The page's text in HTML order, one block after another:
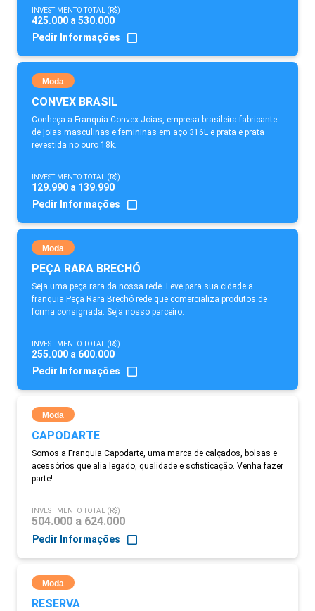
INVESTIMENTO TOTAL (R$)
425.000 a 530.000
Pedir Informações
Moda
CONVEX BRASIL
Conheça a Franquia Convex Joias, empresa brasileira fabricante
de joias masculinas e femininas em aço 316L e prata e prata
revestida no ouro 18k.
INVESTIMENTO TOTAL (R$)
129.990 a 139.990
Pedir Informações
Moda
PEÇA RARA BRECHÓ
Seja uma peça rara da nossa rede. Leve para sua cidade a
franquia Peça Rara Brechó rede que comercializa produtos de
forma consignada. Seja nosso parceiro.
INVESTIMENTO TOTAL (R$)
255.000 a 600.000
Pedir Informações
Moda
CAPODARTE
Somos a Franquia Capodarte, uma marca de calçados, bolsas e
acessórios que alia legado, qualidade e sofisticação. Venha fazer
parte!
INVESTIMENTO TOTAL (R$)
504.000 a 624.000
Pedir Informações
Moda
RESERVA